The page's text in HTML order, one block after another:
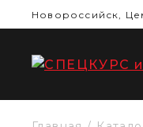
Новороссийск,